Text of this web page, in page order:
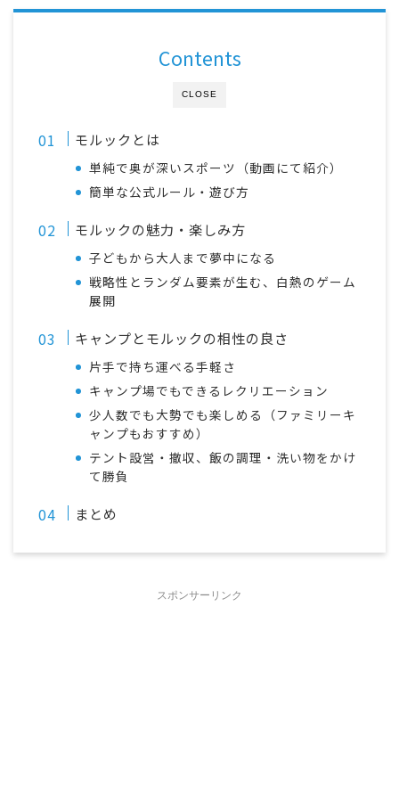
CLOSE
Contents
モルックとは
単純で奥が深いスポーツ（動画にて紹介）
簡単な公式ルール・遊び方
モルックの魅力・楽しみ方
子どもから大人まで夢中になる
戦略性とランダム要素が生む、白熱のゲーム
展開
キャンプとモルックの相性の良さ
片手で持ち運べる手軽さ
キャンプ場でもできるレクリエーション
少人数でも大勢でも楽しめる（ファミリーキ
ャンプもおすすめ）
テント設営・撤収、飯の調理・洗い物をかけ
て勝負
まとめ
スポンサーリンク